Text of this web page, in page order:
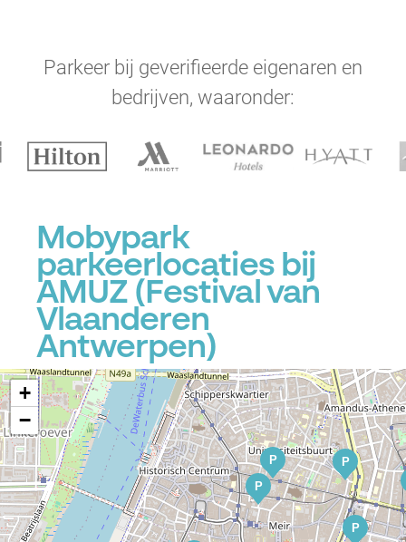
Parkeer bij geverifieerde eigenaren en
bedrijven, waaronder:
Mobypark
parkeerlocaties bij
AMUZ (Festival van
Vlaanderen
Antwerpen)
P
P
P
P
+
−